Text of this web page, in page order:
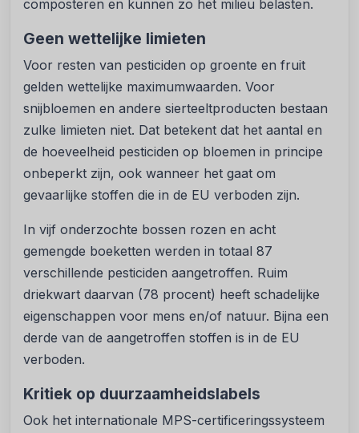
composteren en kunnen zo het milieu belasten.
Geen wettelijke limieten
Voor resten van pesticiden op groente en fruit
gelden wettelijke maximumwaarden. Voor
snijbloemen en andere sierteeltproducten bestaan
zulke limieten niet. Dat betekent dat het aantal en
de hoeveelheid pesticiden op bloemen in principe
onbeperkt zijn, ook wanneer het gaat om
gevaarlijke stoffen die in de EU verboden zijn.
In vijf onderzochte bossen rozen en acht
gemengde boeketten werden in totaal 87
verschillende pesticiden aangetroffen. Ruim
driekwart daarvan (78 procent) heeft schadelijke
eigenschappen voor mens en/of natuur. Bijna een
derde van de aangetroffen stoffen is in de EU
verboden.
Kritiek op duurzaamheidslabels
Ook het internationale MPS-certificeringssysteem